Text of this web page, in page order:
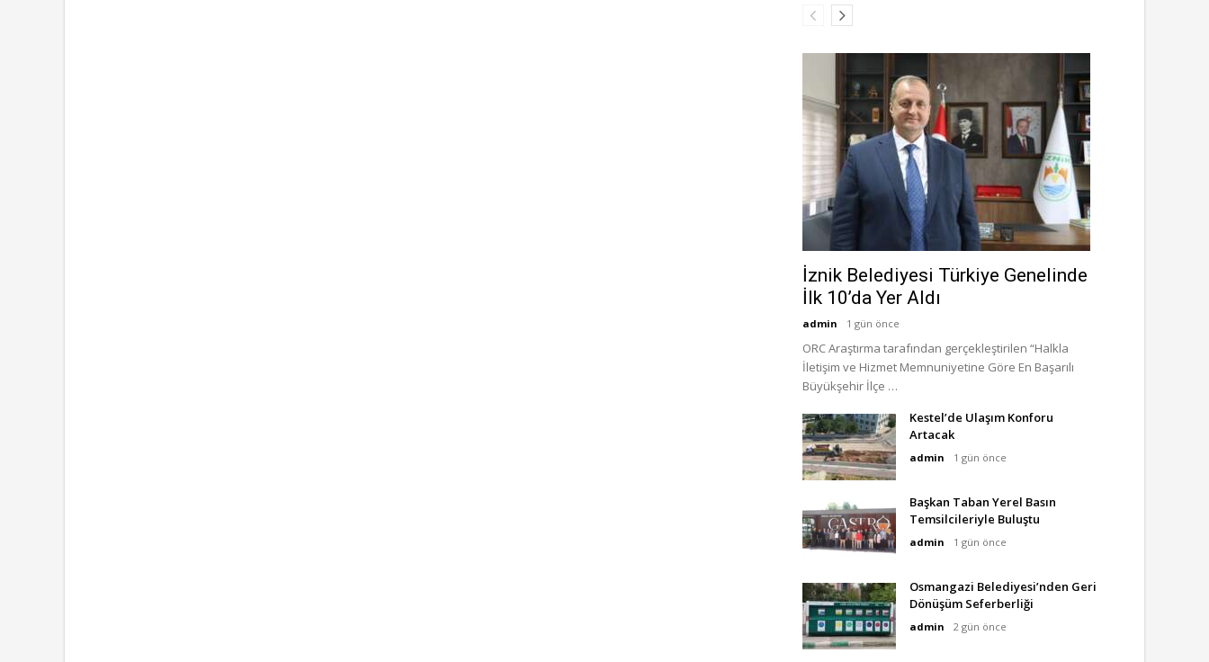
İznik Belediyesi Türkiye Genelinde
İlk 10’da Yer Aldı
admin 1 gün önce
ORC Araştırma tarafından gerçekleştirilen “Halkla
İletişim ve Hizmet Memnuniyetine Göre En Başarılı
Büyükşehir İlçe …
Kestel’de Ulaşım Konforu
Artacak
admin 1 gün önce
Başkan Taban Yerel Basın
Temsilcileriyle Buluştu
admin 1 gün önce
Osmangazi Belediyesi’nden Geri
Dönüşüm Seferberliği
admin 2 gün önce